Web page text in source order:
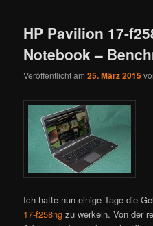
HP Pavilion 17-
Notebook –
Veröffentlicht am25. März 2015
Ich hatte nun einige Tage die
17-f258ng zu werkeln. Von der